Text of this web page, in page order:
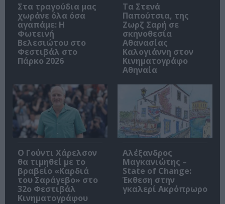
Στα τραγούδια μας
χωράνε όλα όσα
αγαπάμε: Η
Φωτεινή
Βελεσιώτου στο
Φεστιβάλ στο
Πάρκο 2026
Τα Στενά
Παπούτσια, της
Ζωρζ Σαρή σε
σκηνοθεσία
Αθανασίας
Καλογιάννη στον
Κινηματογράφο
Αθηναία
Ο Γούντι Χάρελσον
θα τιμηθεί με το
βραβείο «Καρδιά
του Σαράγεβο» στο
32ο Φεστιβάλ
Κινηματογράφου
Αλέξανδρος
Μαγκανιώτης –
State of Change:
Έκθεση στην
γκαλερί Ακρόπρωρο